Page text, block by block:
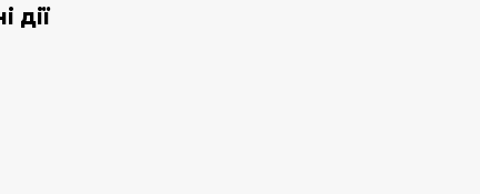
дії